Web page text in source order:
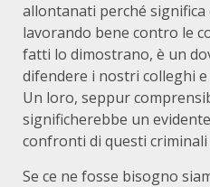
allontanati perché significa
lavorando bene contro le
fatti lo dimostrano, è un
difendere i nostri colleghi
Un loro, seppur
significherebbe un
confronti di questi criminali
Se ce ne fosse bisogno